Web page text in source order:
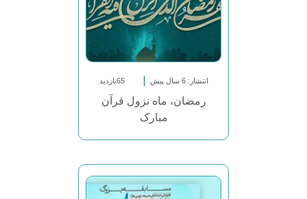
انتشار: 6 سال پیش 65بازدید
رمضان، ماه نزول قرآن
مبارک